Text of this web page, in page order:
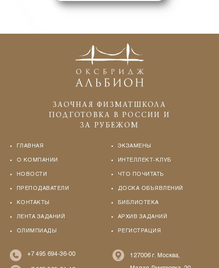
ЗАОЧНАЯ ФИЗМАТШКОЛА
ПОДГОТОВКА В РОССИИ И
ЗА РУБЕЖОМ
ГЛАВНАЯ
О КОМПАНИИ
НОВОСТИ
ПРЕПОДАВАТЕЛИ
КОНТАКТЫ
ЛЕНТА ЗАДАНИЙ
ОЛИМПИАДЫ
ЭКЗАМЕНЫ
ИНТЕЛЛЕКТ-КЛУБ
ЧТО ПОЧИТАТЬ
ДОСКА ОБЪЯВЛЕНИЙ
БИБЛИОТЕКА
АРХИВ ЗАДАНИЙ
РЕГИСТРАЦИЯ
+7 495 694-36-00 127006 г. Москва,